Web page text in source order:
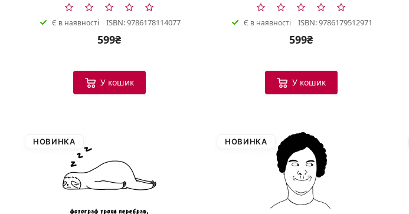
Є в наявності ISBN: 9786178114077
599₴
У кошик
Є в наявності ISBN: 9786179512971
599₴
У кошик
НОВИНКА НОВИНКА